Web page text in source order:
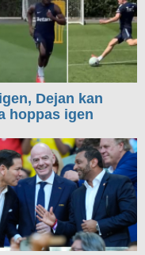
Dejan kan
hoppas igen